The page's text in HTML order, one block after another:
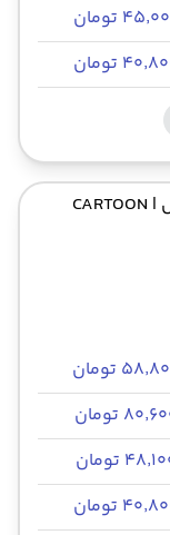
تومان
تومان
| CARTOON
تومان
تومان
تومان
تومان